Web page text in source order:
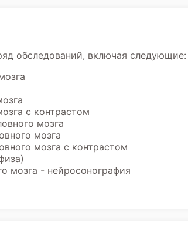
обследований, включая следующие:
с контрастом
мозга
мозга
мозга с контрастом
мозга - нейросонография